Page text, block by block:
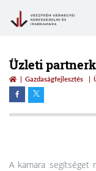
Üzleti
Gazdaságfejlesztés
A kamara segítséget